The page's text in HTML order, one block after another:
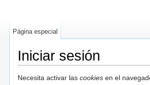
Iniciar sesión
Necesita activar las cookies en el
Página especial